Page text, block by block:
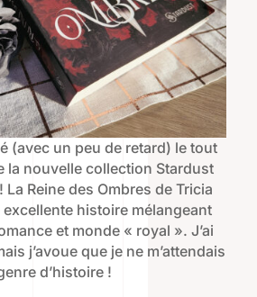
(avec un peu de retard) le tout
la nouvelle collection Stardust
Reine des Ombres de Tricia
histoire mélangeant
et monde « royal ». J’ai
j’avoue que je ne m’attendais
d’histoire !